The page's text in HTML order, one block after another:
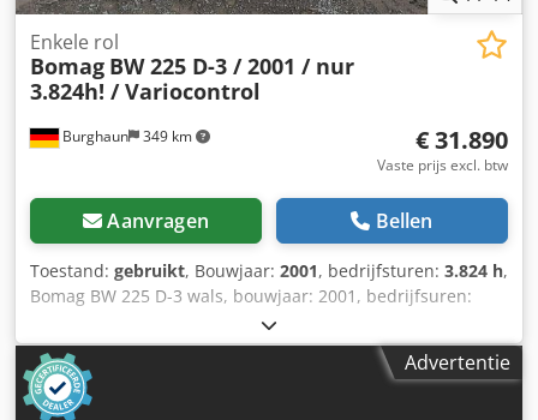
Burghaun 349 km
Enkele rol
Bomag BW 225 D-3 / 2001 / nur
3.824h! / Variocontrol
€ 31.890
Vaste prijs excl. btw
Aanvragen Bellen
Toestand: gebruikt, Bouwjaar: 2001, bedrijfsturen: 3.824 h,
Bomag BW 225 D-3 wals, bouwjaar: 2001, bedrijfsuren:
slechts 3.824u, motor: Deutz [145kW/197pk], Variocontrol,
gewicht: 24.700kg, printer, banden: 40%, Duitse machine,
conditie overeenkomstig de leeftijd, direct inzetbaar.
Crsdpfxozpdhzo Ahlof Op verzoek kunnen wij u een lease-
Advertentie